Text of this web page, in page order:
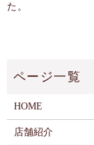
た。
HOME
店舗紹介